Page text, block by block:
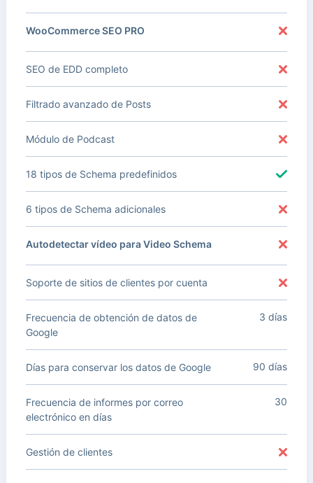
WooCommerce SEO PRO
SEO de EDD completo
Filtrado avanzado de Posts
Módulo de Podcast
18 tipos de Schema predefinidos
6 tipos de Schema adicionales
Autodetectar vídeo para Video Schema
Soporte de sitios de clientes por cuenta
Frecuencia de obtención de datos de
Google
3 días
Días para conservar los datos de Google 90 días
Frecuencia de informes por correo
electrónico en días
30
Gestión de clientes